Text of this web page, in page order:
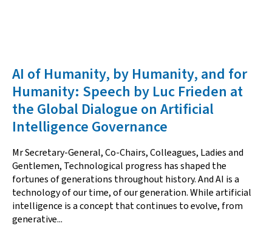
AI of Humanity, by Humanity, and for
Humanity: Speech by Luc Frieden at
the Global Dialogue on Artificial
Intelligence Governance
Mr Secretary-General, Co-Chairs, Colleagues, Ladies and
Gentlemen, Technological progress has shaped the
fortunes of generations throughout history. And AI is a
technology of our time, of our generation. While artificial
intelligence is a concept that continues to evolve, from
generative...